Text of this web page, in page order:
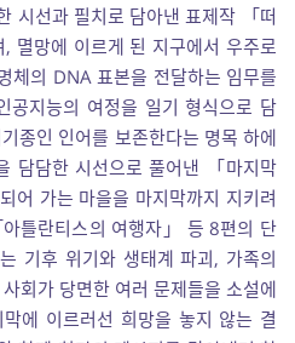
시선과 필치로 담아낸 표제작 「떠
멸망에 이르게 된 지구에서 우주로
체의 DNA 표본을 전달하는 임무를
공지능의 여정을 일기 형식으로 담
종인 인어를 보존한다는 명목 하에
담담한 시선으로 풀어낸 「마지막
어 가는 마을을 마지막까지 지키려
틀란티스의 여행자」 등 8편의 단
기후 위기와 생태계 파괴, 가족의
회가 당면한 여러 문제들을 소설에
에 이르러선 희망을 놓지 않는 결